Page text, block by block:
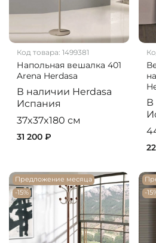
Код товара: 1499381
Напольная вешалка 401
Arena Herdasa
В наличии Herdasa
Испания
37x37x180 см
31 200 ₽
В
Предложение месяца
-15%
-